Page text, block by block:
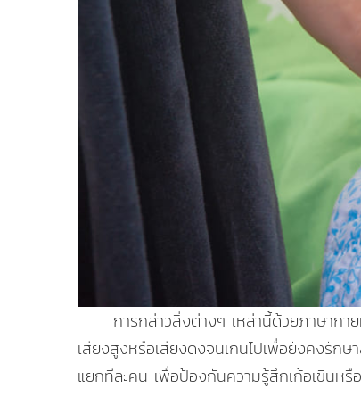
การกล่าวสิ่งต่างๆ เหล่านี้ด้วยภาษากา
เสียงสูงหรือเสียงดังจนเกินไปเพื่อยังคงรัก
แยกทีละคน เพื่อป้องกันความรู้สึกเก้อเขินห